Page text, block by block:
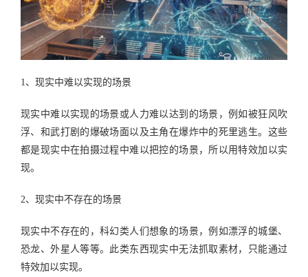
1、现实中难以实现的场景
现实中难以实现的场景或人力难以达到的场景，例如被狂风吹
浮、和武打剧的爆破场面以及主角在爆炸中的死里逃生。这些
都是现实中在拍摄过程中难以把控的场景，所以用特效加以实
现。
2、现实中不存在的场景
现实中不存在的，科幻类人们想象的场景，例如漂浮的城堡、
恐龙、外星人等等。此类东西现实中无法抓取素材，只能通过
特效加以实现。